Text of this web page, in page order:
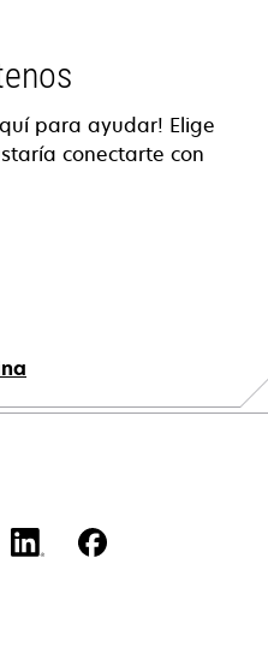
para ayudar! Elige
conectarte con